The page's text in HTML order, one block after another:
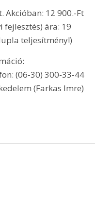
Akcióban: 12 900.-Ft
fejlesztés) ára: 19
teljesítmény!)
(06-30) 300-33-44
(Farkas Imre)